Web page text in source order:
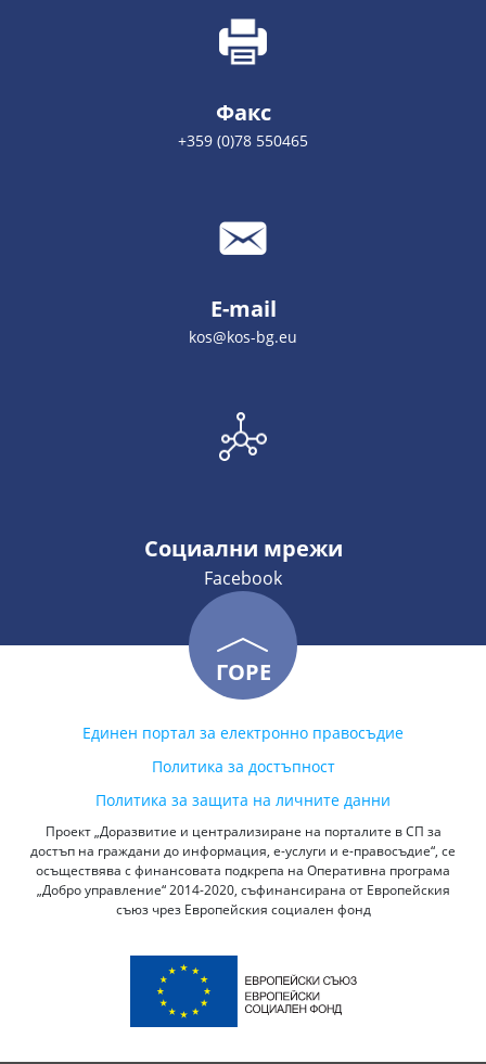
Факс
+359 (0)78 550465
E-mail
kos@kos-bg.eu
Социални мрежи
Facebook
ГОРЕ
Единен портал за електронно правосъдие
Политика за достъпност
Политика за защита на личните данни
Проект „Доразвитие и централизиране на порталите в СП за
достъп на граждани до информация, е-услуги и е-правосъдие“, се
осъществява с финансовата подкрепа на Оперативна програма
„Добро управление“ 2014-2020, съфинансирана от Европейския
съюз чрез Европейския социален фонд